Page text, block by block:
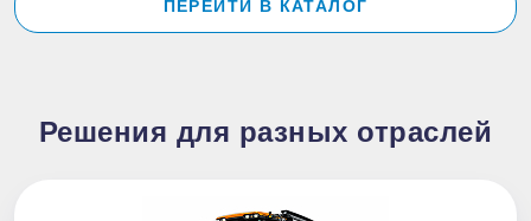
ПЕРЕЙТИ В КАТАЛОГ
Решения для разных отраслей